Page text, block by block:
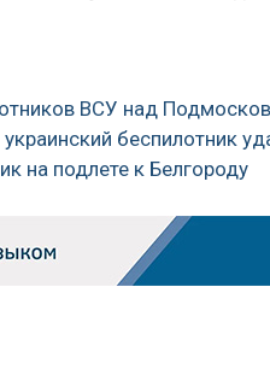
ВСУ над
беспилотник
на подлете к Белгороду